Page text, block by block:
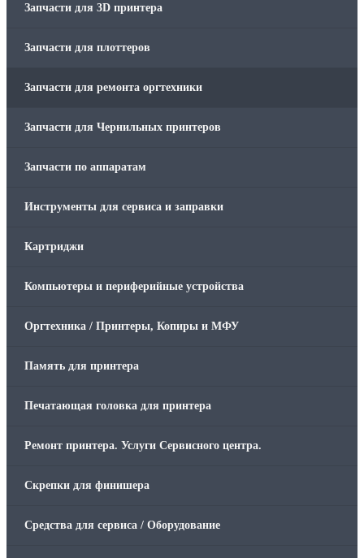
Запчасти для 3D принтера
Запчасти для плоттеров
Запчасти для ремонта оргтехники
Запчасти для Чернильных принтеров
Запчасти по аппаратам
Инструменты для сервиса и заправки
Картриджи
Компьютеры и периферийные устройства
Оргтехника / Принтеры, Копиры и МФУ
Память для принтера
Печатающая головка для принтера
Ремонт принтера. Услуги Сервисного центра.
Скрепки для финишера
Средства для сервиса / Оборудование